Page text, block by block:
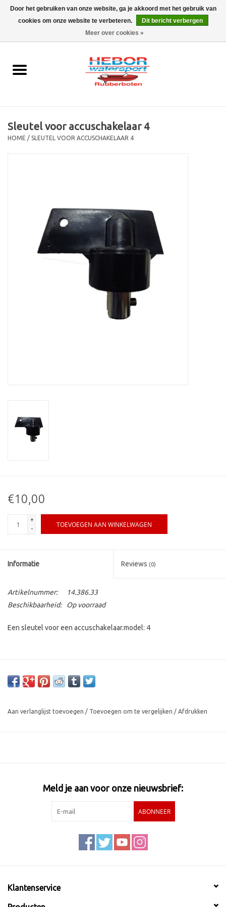
0 Artikelen - €0,00
Outboard
Trailer
Sleutel voor accuschakelaar 4
HOME / SLEUTEL VOOR ACCUSCHAKELAAR 4
€10,00
+
-
TOEVOEGEN AAN WINKELWAGEN
Informatie Reviews (0)
Artikelnummer:
14.386.33
Beschikbaarheid:
Op voorraad
Een sleutel voor een accuschakelaar.model: 4
Aan verlanglijst toevoegen / Toevoegen om te vergelijken / Afdrukken
Meld je aan voor onze nieuwsbrief:
ABONNEER
Klantenservice
Door het gebruiken van onze website, ga je akkoord met het gebruik van
cookies om onze website te verbeteren.
Dit bericht verbergen
Meer over cookies »